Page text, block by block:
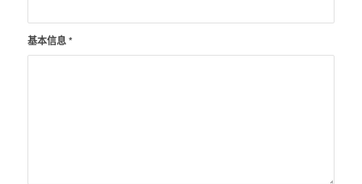
基本信息*